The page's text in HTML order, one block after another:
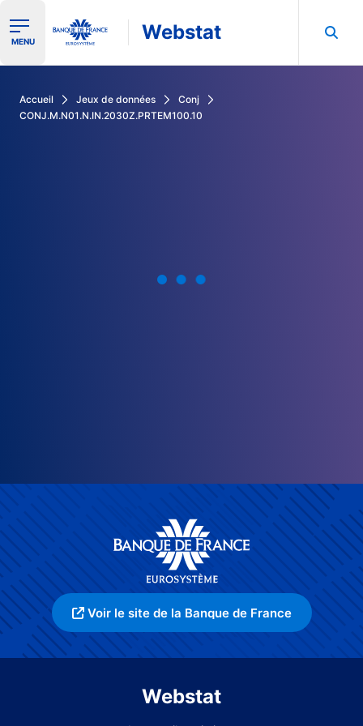
Ouvrir le menu de navigation
MENU Webstat
Accueil Jeux de données
Conj
CONJ.M.N01.N.IN.2030Z.PRTEM100.10
Voir le site de la Banque de France
Webstat